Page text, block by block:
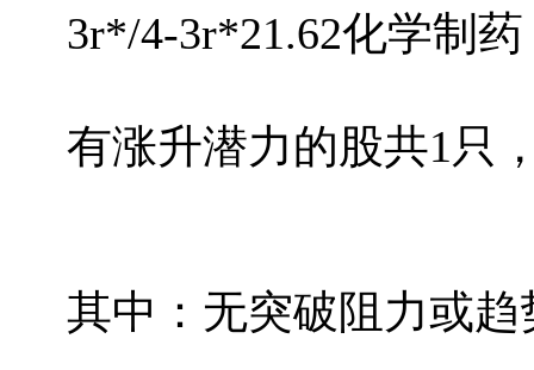
3r*/4-3r*21.62化学制药
有涨升潜力的股共1只
其中：无突破阻力或趋